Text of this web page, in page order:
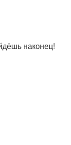
наконец!